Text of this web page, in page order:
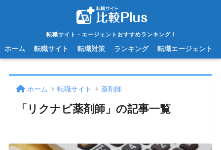
転職サイト・エージェントおすすめランキング！
ホーム 転職サイト 転職対策 ランキング 転職エージェント
ホーム 転職サイト 薬剤師
「リクナビ薬剤師」の記事一覧